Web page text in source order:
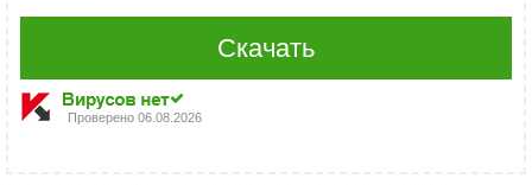
Скачать
Проверено 06.08.2026